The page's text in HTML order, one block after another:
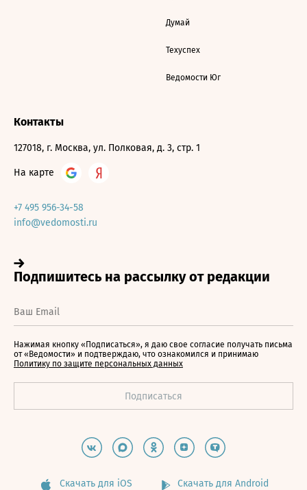
Думай
Техуспех
Ведомости Юг
Контакты
127018, г. Москва, ул. Полковая, д. 3, стр. 1
На карте
+7 495 956-34-58
info@vedomosti.ru
Нажимая кнопку «Подписаться», я даю свое согласие получать письма
от «Ведомости» и подтверждаю, что ознакомился и принимаю
Политику по защите персональных данных
Скачать для iOS Скачать для Android